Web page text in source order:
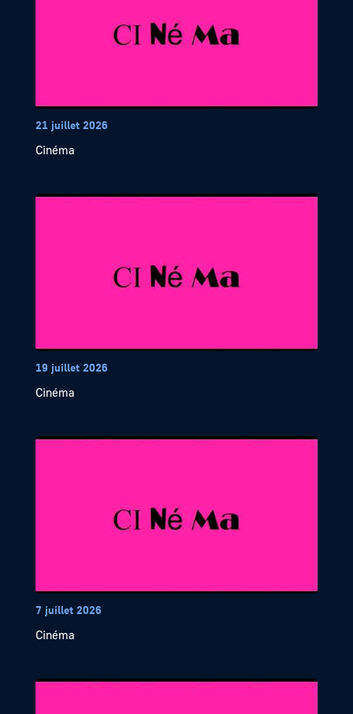
21 juillet 2026
Cinéma
19 juillet 2026
Cinéma
7 juillet 2026
Cinéma